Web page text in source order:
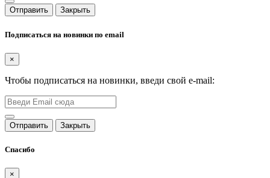
Отправить Закрыть
Подписаться на новинки по email
×
Чтобы подписаться на новинки, введи свой e-mail:
Отправить Закрыть
Спасибо
×